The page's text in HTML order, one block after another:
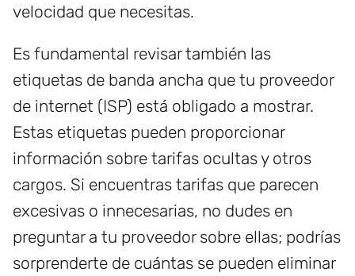
velocidad que necesitas.
Es fundamental revisar también las
etiquetas de banda ancha que tu proveedor
de internet (ISP) está obligado a mostrar.
Estas etiquetas pueden proporcionar
información sobre tarifas ocultas y otros
cargos. Si encuentras tarifas que parecen
excesivas o innecesarias, no dudes en
preguntar a tu proveedor sobre ellas; podrías
sorprenderte de cuántas se pueden eliminar